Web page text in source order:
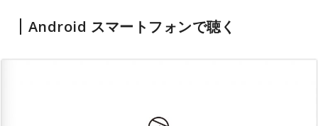
Android スマートフォンで聴く